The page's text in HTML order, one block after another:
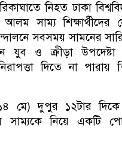
নিহত ঢাকা
আলম সাম্য
সবসময় সামনের
যুব ও ক্রীড়া
দিতে না পারায়
মে) দুপুর ১২টার
সাম্যকে নিয়ে একটি